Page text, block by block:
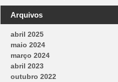
Arquivos
abril 2025
maio 2024
março 2024
abril 2023
outubro 2022